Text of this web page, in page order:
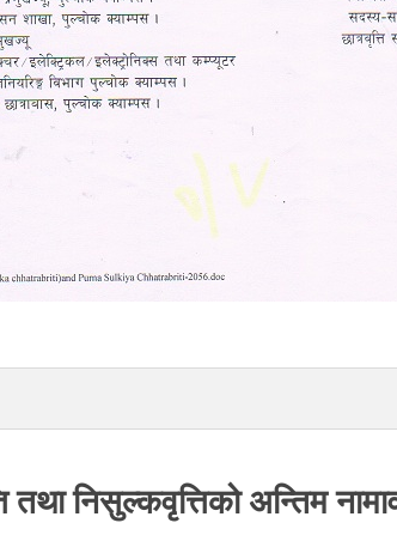
तथा निसुल्कवृत्तिको अन्तिम